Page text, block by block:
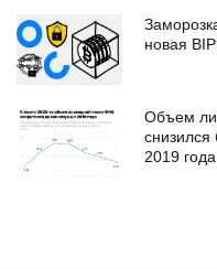
новая
Объем
2019 года